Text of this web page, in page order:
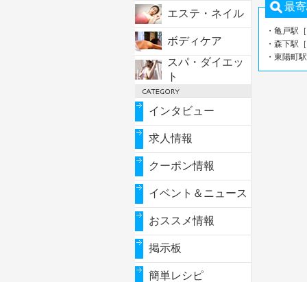
エステ・ネイル
ボディケア
スパ・ダイエッ
ト
インタビュー
求人情報
クーポン情報
イベント＆ニュース
おススメ情報
掲示板
簡単レシピ
最
・亀戸駅
・森下駅
・東陽町